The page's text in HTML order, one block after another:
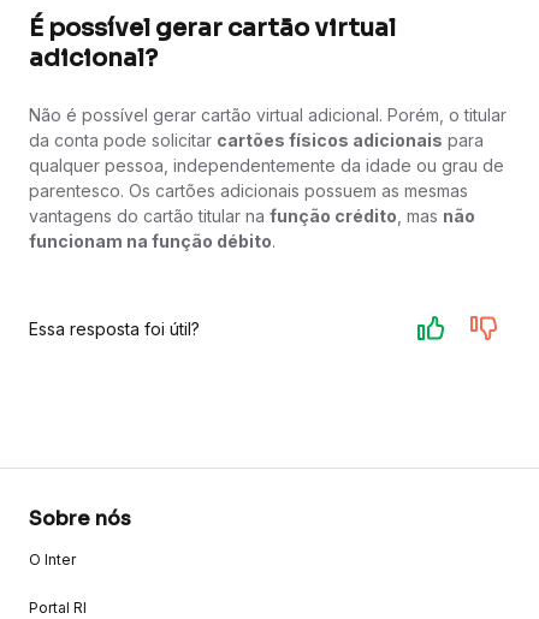
É possível gerar cartão virtual
adicional?
Não é possível gerar cartão virtual adicional. Porém, o titular
da conta pode solicitar cartões físicos adicionais para
qualquer pessoa, independentemente da idade ou grau de
parentesco. Os cartões adicionais possuem as mesmas
vantagens do cartão titular na função crédito , mas não
funcionam na função débito.
Essa resposta foi útil?
Sobre nós
O Inter
Portal RI